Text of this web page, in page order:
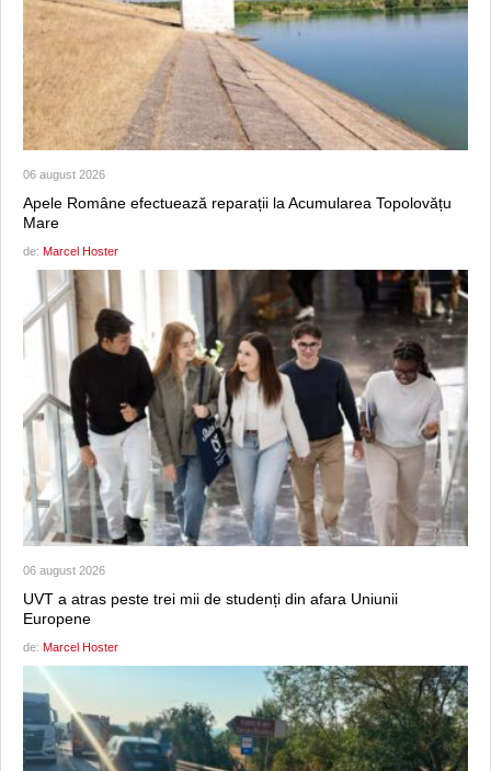
06 august 2026
Apele Române efectuează reparații la Acumularea Topolovățu
Mare
de: Marcel Hoster
06 august 2026
UVT a atras peste trei mii de studenți din afara Uniunii
Europene
de: Marcel Hoster